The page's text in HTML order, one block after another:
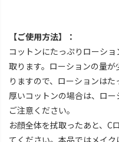
【ご使用方法】：
コットンにたっぷりローシ
取ります。ローションの量
りますので、ローションは
厚いコットンの場合は、ロ
ご注意ください。
お顔全体を拭取ったあと、C